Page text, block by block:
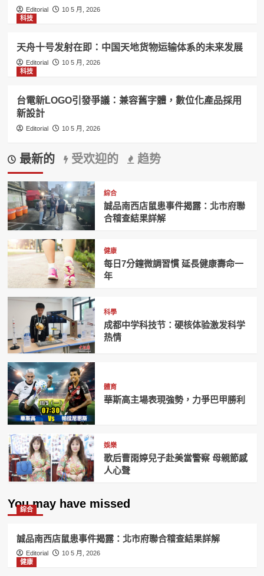
Editorial
10 5 月, 2026
科技
天舟十号发射在即：中国天地货物运输体系的未来发展
Editorial
10 5 月, 2026
科技
台電新LOGO引發爭議：兼容舊字體，數位化產品採用
新設計
Editorial 10 5 月, 2026
最新的 受欢迎的 趋势
綜合
誠品南西店鼠患事件揭露：北市府聯
合稽查結果詳解
健康
每日7分鐘微調習慣 延長健康壽命一
年
科學
成都中学科技节：硬核体验激发科学
热情
體育
華斯高主場表現強勢，力爭巴甲勝利
娛樂
歌后曹雨婷兒子赴美當警察 母親節感
人心聲
You may have missed
綜合
誠品南西店鼠患事件揭露：北市府聯合稽查結果詳解
Editorial
10 5 月, 2026
健康